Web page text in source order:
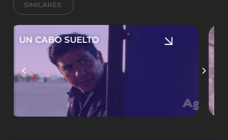
SIMILARES
TRES LUNAS NUEVAS